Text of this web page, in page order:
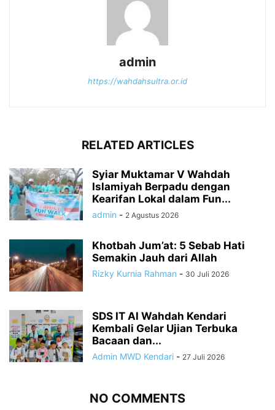
admin
https://wahdahsultra.or.id
RELATED ARTICLES
Syiar Muktamar V Wahdah
Islamiyah Berpadu dengan
Kearifan Lokal dalam Fun...
admin - 2 Agustus 2026
Khotbah Jum’at: 5 Sebab Hati
Semakin Jauh dari Allah
Rizky Kurnia Rahman - 30 Juli 2026
SDS IT Al Wahdah Kendari
Kembali Gelar Ujian Terbuka
Bacaan dan...
Admin MWD Kendari - 27 Juli 2026
NO COMMENTS